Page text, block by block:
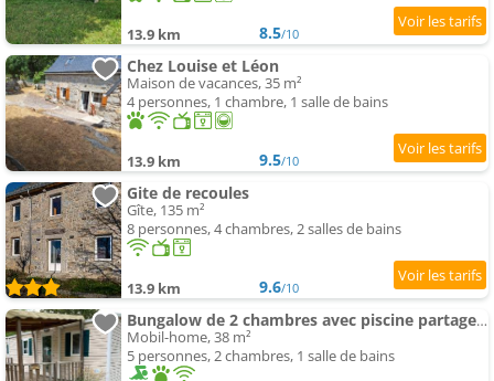
13.9 km 8.5/10
Chez Louise et Léon
Maison de vacances, 35 m²
4 personnes, 1 chambre, 1 salle de bains
13.9 km 9.5/10
Gite de recoules
Gîte, 135 m²
8 personnes, 4 chambres, 2 salles de bains
13.9 km 9.6/10
Bungalow de 2 chambres avec piscine partagee jardin amenage et wifi a Argences en Aubrac
Mobil-home, 38 m²
5 personnes, 2 chambres, 1 salle de bains